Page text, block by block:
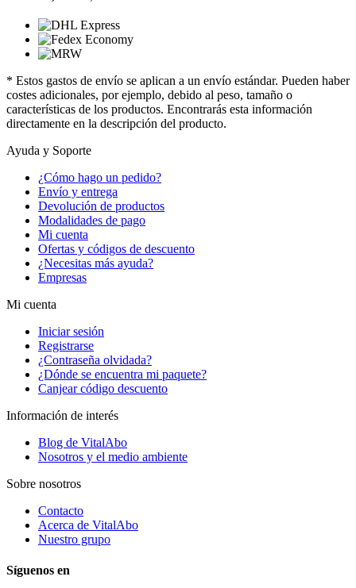
* Estos gastos de envío se aplican a un envío estándar. Pueden haber
costes adicionales, por ejemplo, debido al peso, tamaño o
características de los productos. Encontrarás esta información
directamente en la descripción del producto.
Ayuda y Soporte
¿Cómo hago un pedido?
Envío y entrega
Devolución de productos
Modalidades de pago
Mi cuenta
Ofertas y códigos de descuento
¿Necesitas más ayuda?
Empresas
Mi cuenta
Iniciar sesión
Registrarse
¿Contraseña olvidada?
¿Dónde se encuentra mi paquete?
Canjear código descuento
Información de interés
Blog de VitalAbo
Nosotros y el medio ambiente
Sobre nosotros
Contacto
Acerca de VitalAbo
Nuestro grupo
Síguenos en